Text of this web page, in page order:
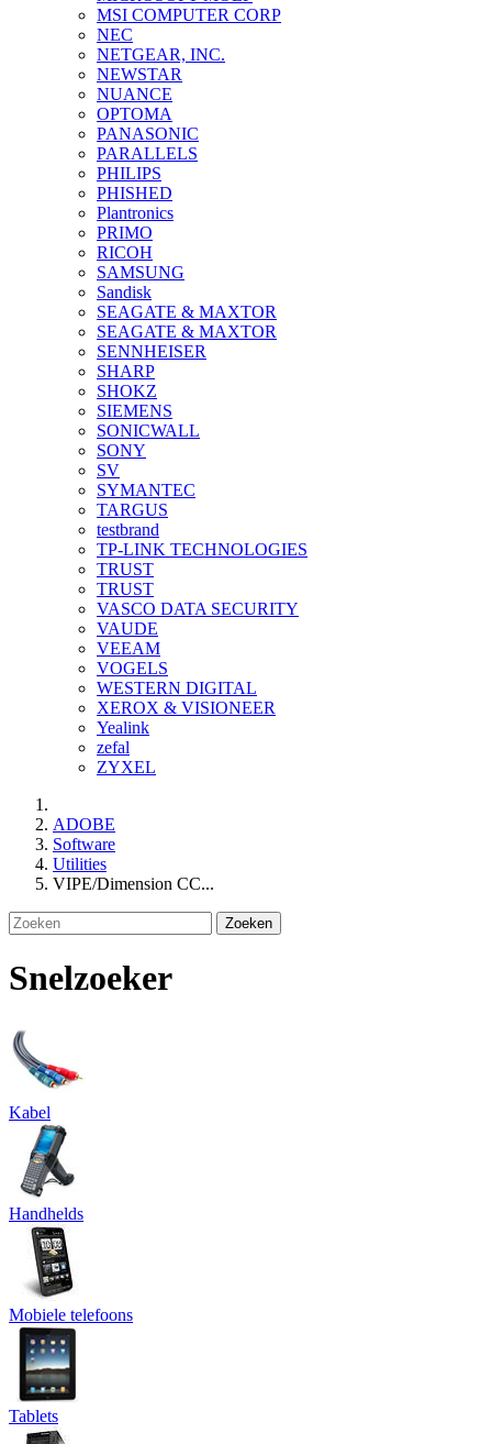
MSI COMPUTER CORP
NEC
NETGEAR, INC.
NEWSTAR
NUANCE
OPTOMA
PANASONIC
PARALLELS
PHILIPS
PHISHED
Plantronics
PRIMO
RICOH
SAMSUNG
Sandisk
SEAGATE & MAXTOR
SEAGATE & MAXTOR
SENNHEISER
SHARP
SHOKZ
SIEMENS
SONICWALL
SONY
SV
SYMANTEC
TARGUS
testbrand
TP-LINK TECHNOLOGIES
TRUST
TRUST
VASCO DATA SECURITY
VAUDE
VEEAM
VOGELS
WESTERN DIGITAL
XEROX & VISIONEER
Yealink
zefal
ZYXEL
ADOBE
Software
Utilities
VIPE/Dimension CC...
Zoeken
Snelzoeker
Kabel
Handhelds
Mobiele telefoons
Tablets